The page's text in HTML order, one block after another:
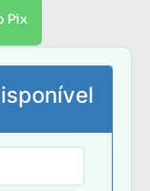
Pix